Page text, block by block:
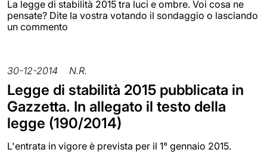
La legge di stabilità 2015 tra luci e ombre. Voi cosa ne
pensate? Dite la vostra votando il sondaggio o lasciando
un commento
30-12-2014 N.R.
Legge di stabilità 2015 pubblicata in
Gazzetta. In allegato il testo della
legge (190/2014)
L'entrata in vigore è prevista per il 1° gennaio 2015.